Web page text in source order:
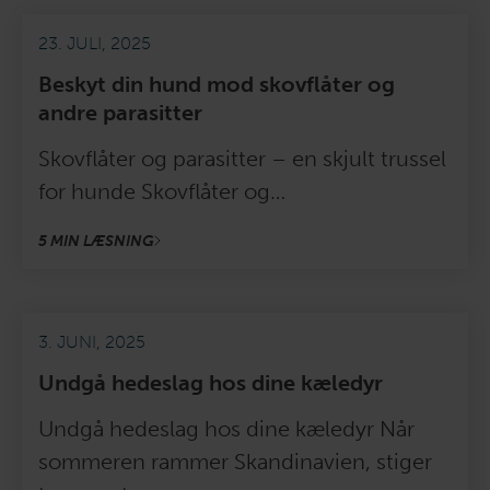
23. JULI, 2025
Beskyt din hund mod skovflåter og
andre parasitter
Skovflåter og parasitter – en skjult trussel
for hunde Skovflåter og…
5 MIN LÆSNING
3. JUNI, 2025
Undgå hedeslag hos dine kæledyr
Undgå hedeslag hos dine kæledyr Når
sommeren rammer Skandinavien, stiger